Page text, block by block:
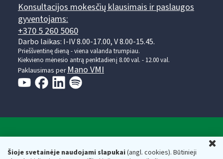
Šioje svetainėje naudojami slapukai(angl. cookies). Būtinieji
Konsultacijos mokesčių klausimais ir paslaugos
gyventojams:
+370 5 260 5060
Darbo laikas: I-IV 8.00-17.00, V 8.00-15.45.
Prieššventinę dieną - viena valanda trumpiau.
Kiekvieno mėnesio antrą penktadienį 8.00 val. - 12.00 val.
Paklausimas per Mano VMI
Respublikos finansų ministerijos